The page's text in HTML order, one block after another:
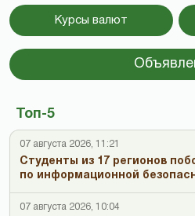
Курсы валют
Топ-5
07 августа 2026, 11:21
Студенты из 17 регионов
по информационной
07 августа 2026, 10:04